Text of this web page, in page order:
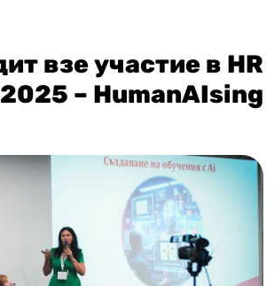
взе участие в HR
– HumanAIsing